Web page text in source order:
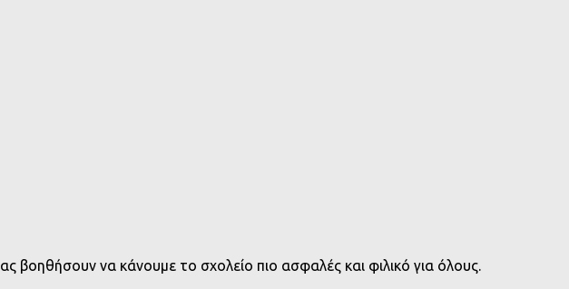
βοηθήσουν να κάνουμε το σχολείο πιο ασφαλές και φιλικό για όλους.